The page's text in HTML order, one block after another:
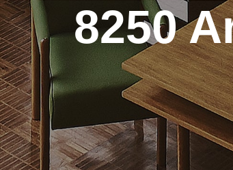
2 LI ÇOKLU ÇALIŞMA
GRUPLARI
4 LÜ ÇOKLU
GRUPLARI
8250
FILTER BY PRICE